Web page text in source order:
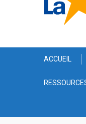
ACCUEIL